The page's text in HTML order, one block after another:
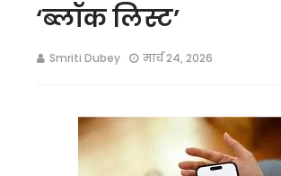
‘ब्लॉक लिस्ट’
Smriti Dubey मार्च 24, 2026